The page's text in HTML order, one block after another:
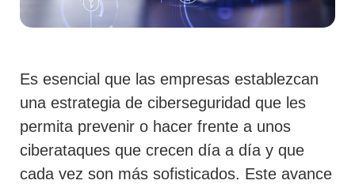
Es esencial que las empresas establezcan
una estrategia de ciberseguridad que les
permita prevenir o hacer frente a unos
ciberataques que crecen día a día y que
cada vez son más sofisticados. Este avance